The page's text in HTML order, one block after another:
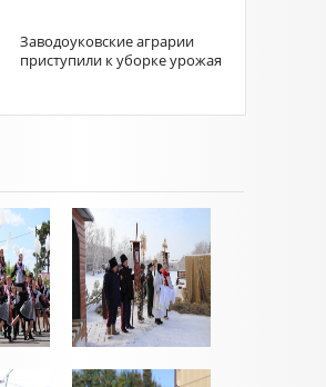
Заводоуковские аграрии
приступили к уборке урожая